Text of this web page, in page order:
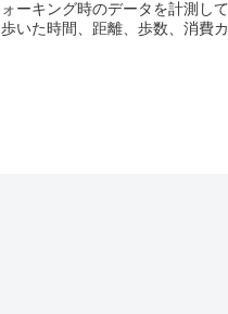
ォーキング時のデータを計測し
歩いた時間、距離、歩数、消費カ